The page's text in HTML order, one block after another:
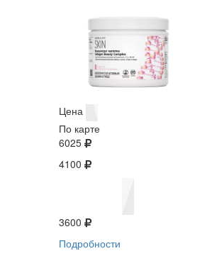
Цена
По карте
6025
4100
3600
Подробности